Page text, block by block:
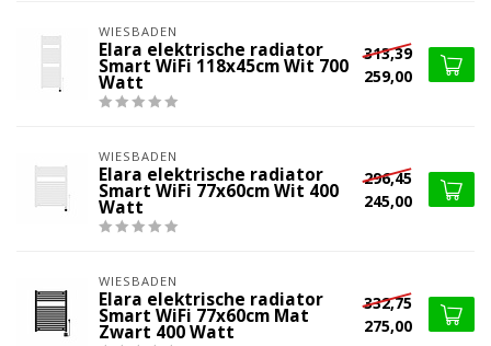
WIESBADEN
Elara elektrische radiator
Smart WiFi 118x45cm Wit 700
Watt
313,39
259,00
WIESBADEN
Elara elektrische radiator
Smart WiFi 77x60cm Wit 400
Watt
296,45
245,00
WIESBADEN
Elara elektrische radiator
Smart WiFi 77x60cm Mat
Zwart 400 Watt
332,75
275,00